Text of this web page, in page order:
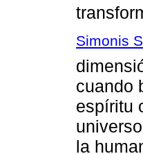
Simonis
cuando
espíritu
la